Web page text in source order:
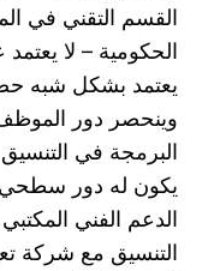
القسم التقني في
الحكومية – لا
يعتمد بشكل شبه
وينحصر دور
البرمجة في
يكون له دور
الدعم الفني
التنسيق مع شركة